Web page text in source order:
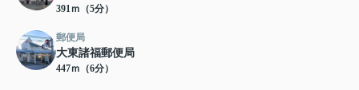
391ｍ（5分）
郵便局
大東諸福郵便局
447ｍ（6分）